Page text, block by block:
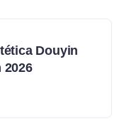
Douyin
2026